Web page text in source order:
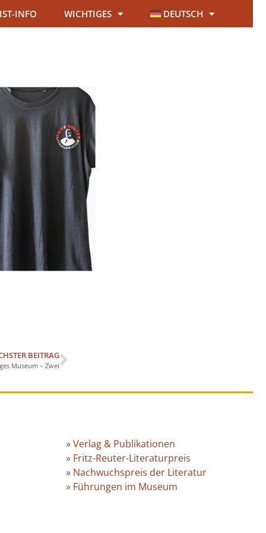
INFO WICHTIGES DEUTSCH
BEITRAG
Museum – Zwei
»Verlag & Publikationen
» Fritz-Reuter-Literaturpreis
» Nachwuchspreis der Literatur
» Führungen im Museum